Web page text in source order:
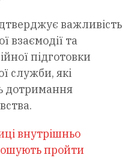
важливість
взаємодії та
підготовки
служби, які
дотримання
внутрішньо
пройти